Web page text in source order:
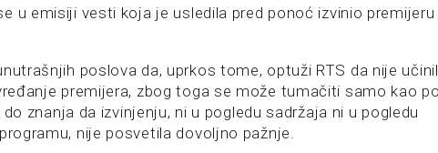
u emisiji vesti koja je usledila pred ponoć izvinio premijeru
poslova da, uprkos tome, optuži RTS da nije
premijera, zbog toga se može tumačiti samo kao
znanja da izvinjenju, ni u pogledu sadržaja ni u pogledu
nije posvetila dovoljno pažnje.